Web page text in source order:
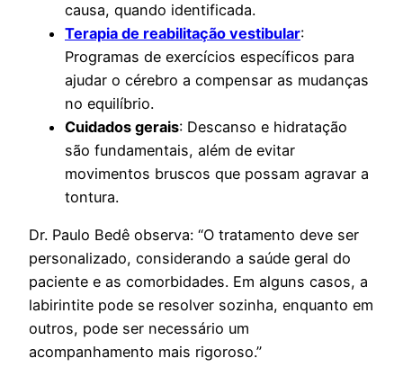
causa, quando identificada.
Terapia de reabilitação vestibular:
Programas de exercícios específicos para
ajudar o cérebro a compensar as mudanças
no equilíbrio.
Cuidados gerais: Descanso e hidratação
são fundamentais, além de evitar
movimentos bruscos que possam agravar a
tontura.
Dr. Paulo Bedê observa: “O tratamento deve ser
personalizado, considerando a saúde geral do
paciente e as comorbidades. Em alguns casos, a
labirintite pode se resolver sozinha, enquanto em
outros, pode ser necessário um
acompanhamento mais rigoroso.”